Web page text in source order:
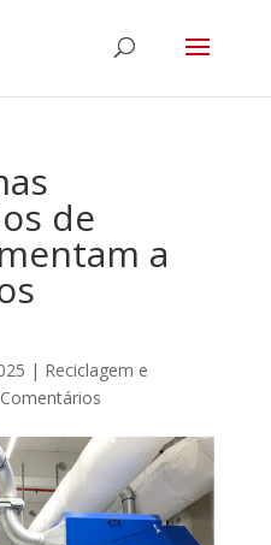
de
a
| Reciclagem e